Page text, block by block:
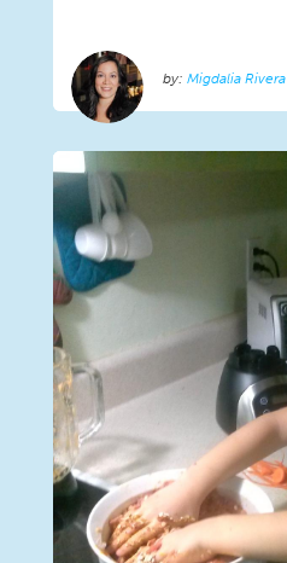
Migdalia Rivera